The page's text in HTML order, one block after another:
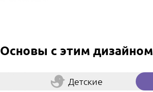
Основы с этим дизайном
Детские